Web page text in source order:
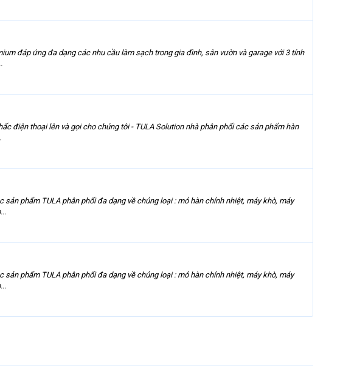
đáp ứng đa dạng các nhu cầu làm sạch trong gia đình, sân vườn và garage với 3 tính
điện thoại lên và gọi cho chúng tôi - TULA Solution nhà phân phối các sản phẩm hàn
phẩm TULA phân phối đa dạng về chủng loại : mỏ hàn chỉnh nhiệt, máy khò, máy
phẩm TULA phân phối đa dạng về chủng loại : mỏ hàn chỉnh nhiệt, máy khò, máy